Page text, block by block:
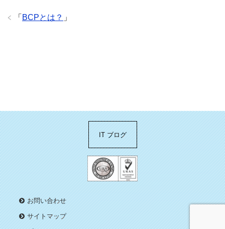
「 BCPとは？ 」
IT ブログ
お問い合わせ
サイトマップ